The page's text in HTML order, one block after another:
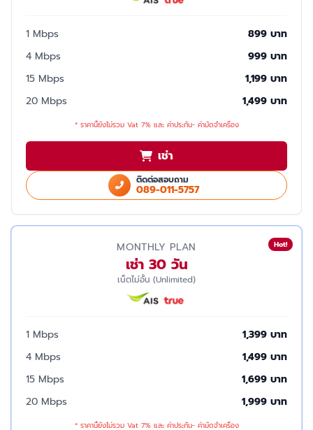
1 Mbps
899 บาท
4 Mbps
999 บาท
15 Mbps
1,199 บาท
20 Mbps
1,499 บาท
* ราคานี้ยังไม่รวม Vat 7% และ ค่าประกัน- ค่ามัดจำเครื่อง
เช่า
ติดต่อสอบถาม
089-011-5757
Hot!
MONTHLY PLAN
เช่า 30 วัน
เน็ตไม่อั้น (Unlimited)
1 Mbps
1,399 บาท
4 Mbps
1,499 บาท
15 Mbps
1,699 บาท
20 Mbps
1,999 บาท
* ราคานี้ยังไม่รวม Vat 7% และ ค่าประกัน- ค่ามัดจำเครื่อง